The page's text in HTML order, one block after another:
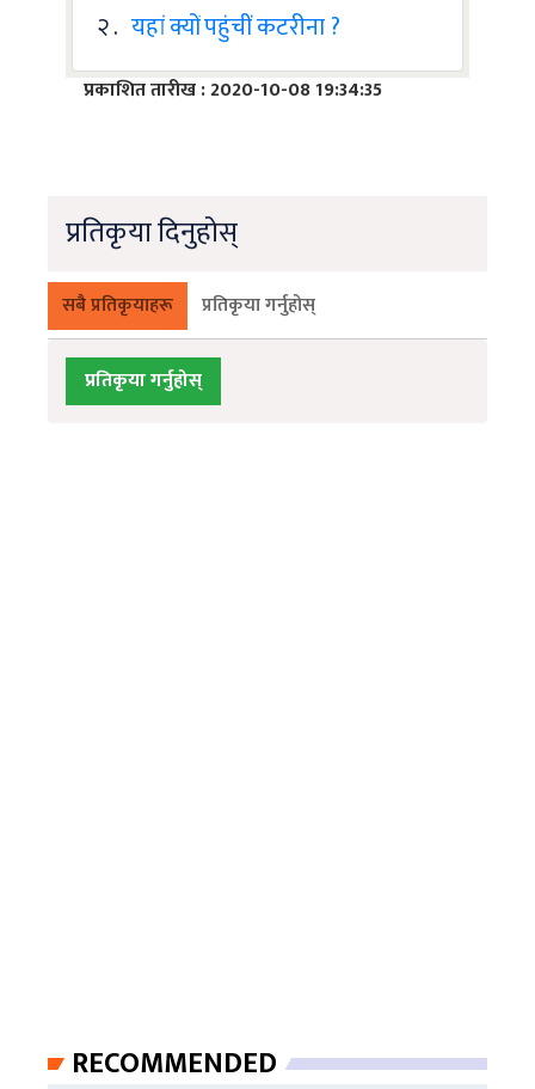
२ . यहां क्यों पहुंचीं कटरीना ?
प्रकाशित तारीख : 2020-10-08 19:34:35
प्रतिकृया दिनुहोस्
सबै प्रतिकृयाहरू प्रतिकृया गर्नुहोस्
प्रतिकृया गर्नुहोस्
RECOMMENDED